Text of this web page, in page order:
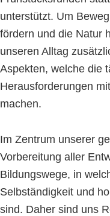
unterstützt. Um
fördern und die Natur
unseren Alltag
Aspekten, welche die
Herausforderungen
machen.
Im Zentrum unserer
Vorbereitung aller
Bildungswege, in
Selbständigkeit und
sind. Daher sind uns